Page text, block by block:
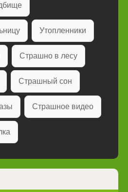
Утопленники
Страшно в лесу
Страшный сон
Страшное видео